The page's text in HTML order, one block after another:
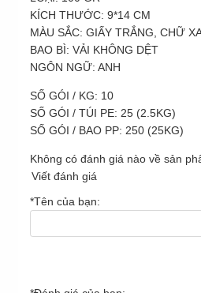
KÍCH THƯỚC: 9*14 CM
MÀU SẮC: GIẤY TRẮNG, CHỮ
BAO BÌ: VẢI KHÔNG DỆT
NGÔN NGỮ: ANH
SỐ GÓI / KG: 10
SỐ GÓI / TÚI PE: 25 (2.5KG)
SỐ GÓI / BAO PP: 250 (25KG)
Không có đánh giá nào về sản
Viết đánh giá
*Tên của bạn: